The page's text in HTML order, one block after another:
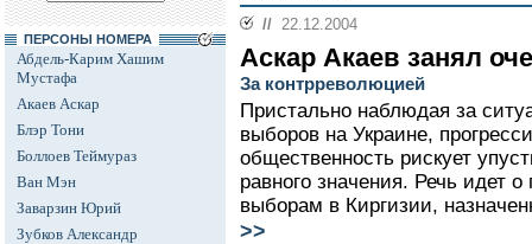
ПЕРСОНЫ НОМЕРА
Абдель-Карим Хашим
Мустафа
Акаев Аскар
Блэр Тони
Боллоев Теймураз
Ван Мэн
Заварзин Юрий
Зубков Александр
// 22.12.2004
Аскар Акаев занял
За контрреволюцией
Пристально наблюдая за
выборов на Украине,
общественность рискует
равного значения. Речь идет
выборам в Киргизии,
>>